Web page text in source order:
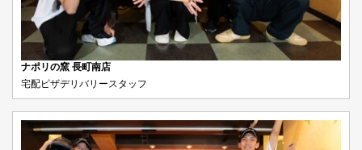
ナポリの窯 長町南店
宅配ピザデリバリースタッフ